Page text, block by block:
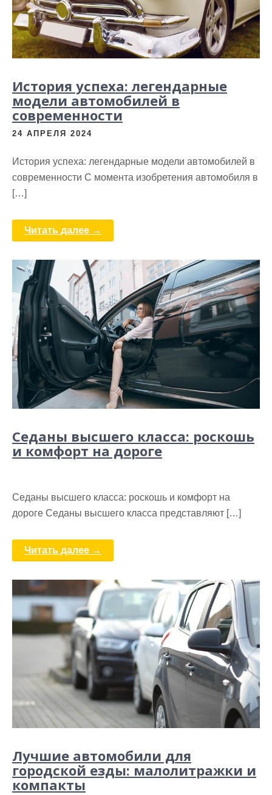
История успеха: легендарные
модели автомобилей в
современности
24 АПРЕЛЯ 2024
История успеха: легендарные модели автомобилей в
современности С момента изобретения автомобиля в
[…]
Читать далее →
Седаны высшего класса: роскошь
и комфорт на дороге
Седаны высшего класса: роскошь и комфорт на
дороге Седаны высшего класса представляют […]
Читать далее →
Лучшие автомобили для
городской езды: малолитражки и
компакты